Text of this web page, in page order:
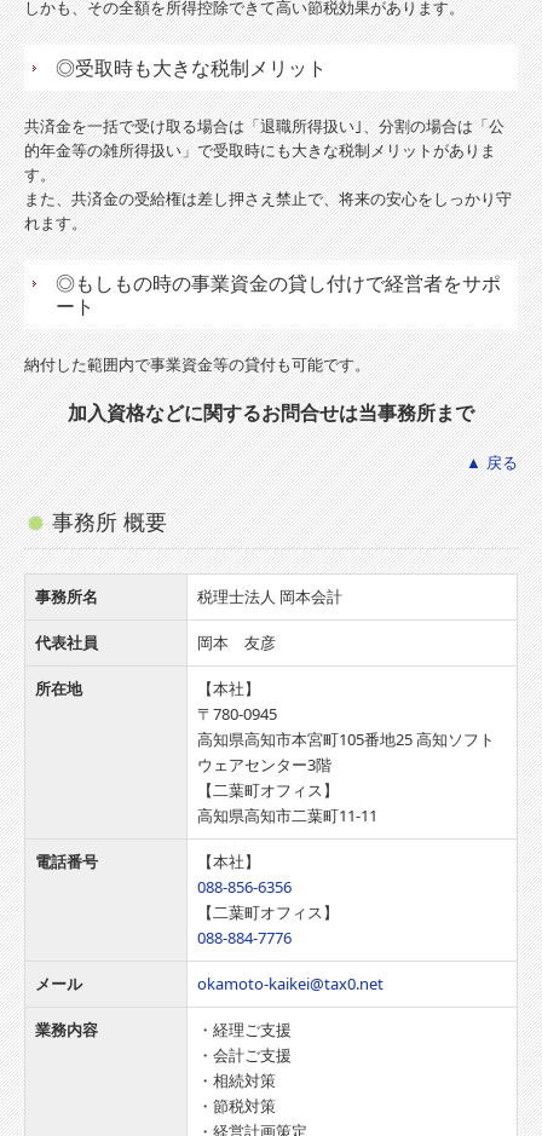
事務所 概要
事務所名 税理士法人 岡本会計
代表社員 岡本 友彦
所在地
【本社】
〒780-0945
高知県高知市本宮町105番地25 高知ソフト
ウェアセンター3階
【二葉町オフィス】
高知県高知市二葉町11-11
電話番号
【本社】
088-856-6356
【二葉町オフィス】
088-884-7776
メール okamoto-kaikei@tax0.net
業務内容
・経理ご支援
・会計ご支援
・相続対策
・節税対策
・経営計画策定
しかも、その全額を所得控除できて高い節税効果があります。
◎受取時も大きな税制メリット
共済金を一括で受け取る場合は「退職所得扱い｣、分割の場合は「公
的年金等の雑所得扱い」で受取時にも大きな税制メリットがありま
す。
また、共済金の受給権は差し押さえ禁止で、将来の安心をしっかり守
れます。
◎もしもの時の事業資金の貸し付けで経営者をサポ
ート
納付した範囲内で事業資金等の貸付も可能です。
加入資格などに関するお問合せは当事務所まで
▲ 戻る